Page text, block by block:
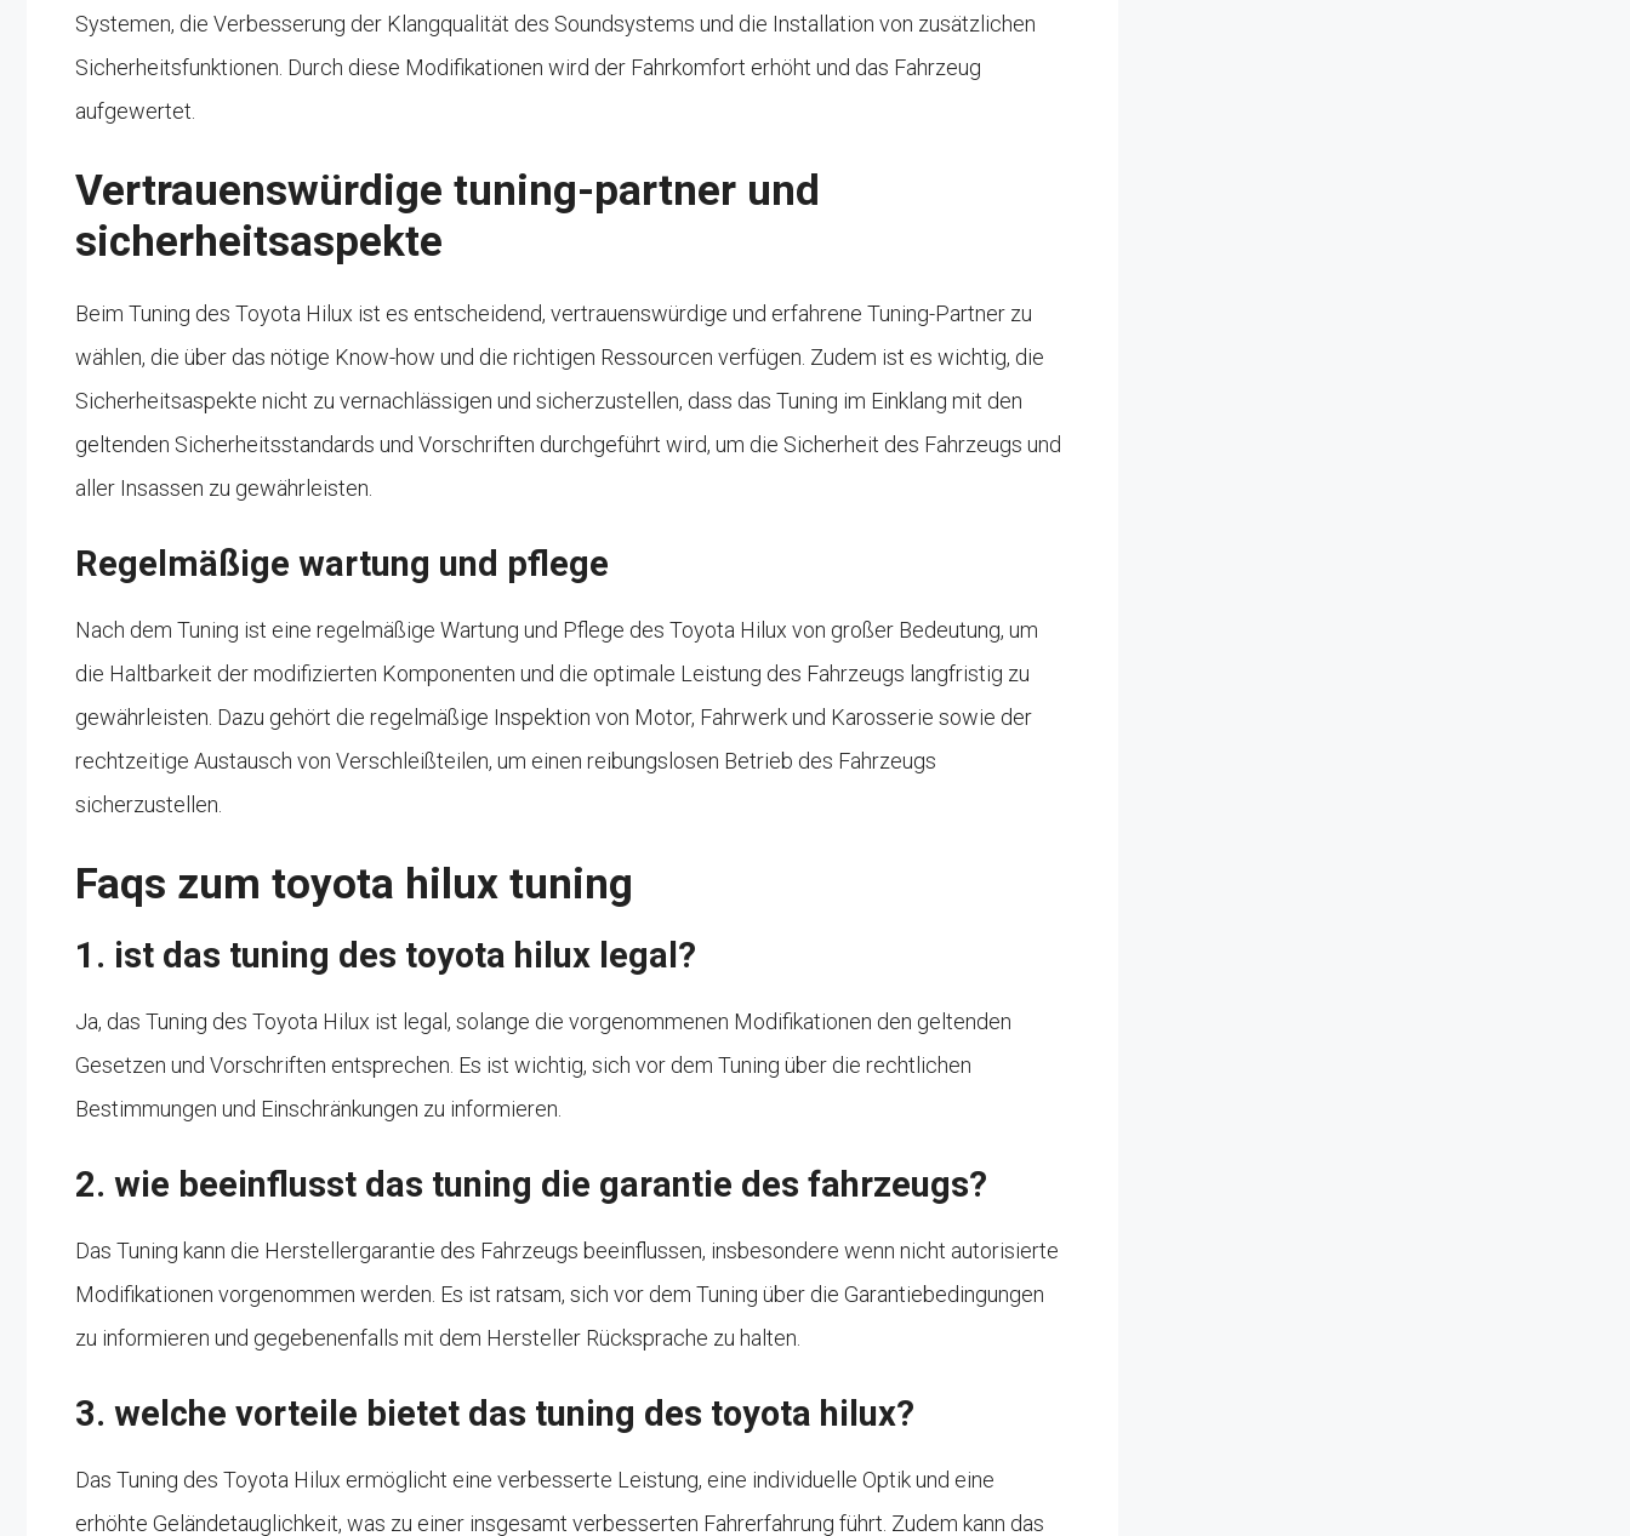
Systemen, die Verbesserung der Klangqualität des Soundsystems und die Installation von zusätzlichen
Sicherheitsfunktionen. Durch diese Modifikationen wird der Fahrkomfort erhöht und das Fahrzeug
aufgewertet.
Vertrauenswürdige tuning-partner und
sicherheitsaspekte
Beim Tuning des Toyota Hilux ist es entscheidend, vertrauenswürdige und erfahrene Tuning-Partner zu
wählen, die über das nötige Know-how und die richtigen Ressourcen verfügen. Zudem ist es wichtig, die
Sicherheitsaspekte nicht zu vernachlässigen und sicherzustellen, dass das Tuning im Einklang mit den
geltenden Sicherheitsstandards und Vorschriften durchgeführt wird, um die Sicherheit des Fahrzeugs und
aller Insassen zu gewährleisten.
Regelmäßige wartung und pflege
Nach dem Tuning ist eine regelmäßige Wartung und Pflege des Toyota Hilux von großer Bedeutung, um
die Haltbarkeit der modifizierten Komponenten und die optimale Leistung des Fahrzeugs langfristig zu
gewährleisten. Dazu gehört die regelmäßige Inspektion von Motor, Fahrwerk und Karosserie sowie der
rechtzeitige Austausch von Verschleißteilen, um einen reibungslosen Betrieb des Fahrzeugs
sicherzustellen.
Faqs zum toyota hilux tuning
1. ist das tuning des toyota hilux legal?
Ja, das Tuning des Toyota Hilux ist legal, solange die vorgenommenen Modifikationen den geltenden
Gesetzen und Vorschriften entsprechen. Es ist wichtig, sich vor dem Tuning über die rechtlichen
Bestimmungen und Einschränkungen zu informieren.
2. wie beeinflusst das tuning die garantie des fahrzeugs?
Das Tuning kann die Herstellergarantie des Fahrzeugs beeinflussen, insbesondere wenn nicht autorisierte
Modifikationen vorgenommen werden. Es ist ratsam, sich vor dem Tuning über die Garantiebedingungen
zu informieren und gegebenenfalls mit dem Hersteller Rücksprache zu halten.
3. welche vorteile bietet das tuning des toyota hilux?
Das Tuning des Toyota Hilux ermöglicht eine verbesserte Leistung, eine individuelle Optik und eine
erhöhte Geländetauglichkeit, was zu einer insgesamt verbesserten Fahrerfahrung führt. Zudem kann das